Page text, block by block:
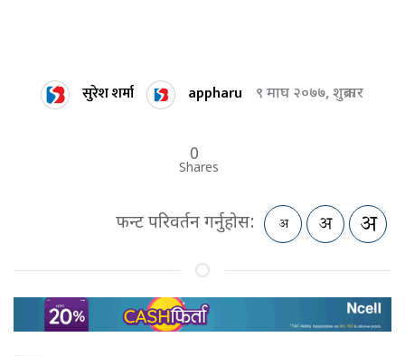
सुरेश शर्मा appharu ९ माघ २०७७, शुक्रबार
0
Shares
फन्ट परिवर्तन गर्नुहोस: